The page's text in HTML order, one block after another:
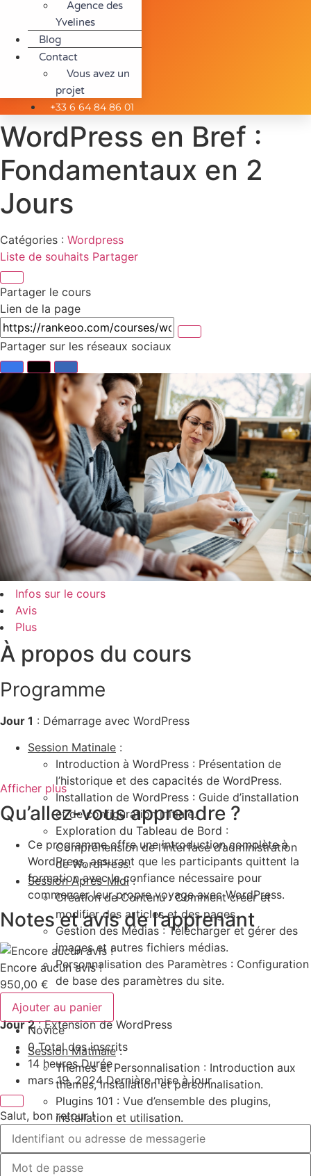
Agence des
Yvelines
Blog
Contact
Vous avez un
projet
+33 6 64 84 86 01
WordPress en Bref :
Fondamentaux en 2
Jours
Catégories : Wordpress
Liste de souhaits Partager
Partager le cours
Lien de la page
Partager sur les réseaux sociaux
Infos sur le cours
Avis
Plus
À propos du cours
Programme
Jour 1 : Démarrage avec WordPress
Session Matinale :
Introduction à WordPress : Présentation de
l’historique et des capacités de WordPress.
Installation de WordPress : Guide d’installation
et de configuration initiale.
Exploration du Tableau de Bord :
Compréhension de l’interface d’administration
de WordPress.
Session Après-Midi:
Création de Contenu : Comment créer et
modifier des articles et des pages.
Gestion des Médias : Télécharger et gérer des
images et autres fichiers médias.
Personnalisation des Paramètres : Configuration
de base des paramètres du site.
Jour 2: Extension de WordPress
Session Matinale:
Thèmes et Personnalisation : Introduction aux
thèmes, installation et personnalisation.
Plugins 101 : Vue d’ensemble des plugins,
installation et utilisation.
Session Après-Midi :
Bases du SEO : Introduction au référencement
naturel dans WordPress.
Afficher plus
Qu’allez-vous apprendre ?
Ce programme offre une introduction complète à
WordPress, assurant que les participants quittent la
formation avec la confiance nécessaire pour
commencer leur propre voyage avec WordPress.
Notes et avis de l’apprenant
Encore aucun avis !
950,00 €
Ajouter au panier
Novice
0 Total des inscrits
14 heuresDurée
mars 19, 2024 Dernière mise à jour
Salut, bon retour !